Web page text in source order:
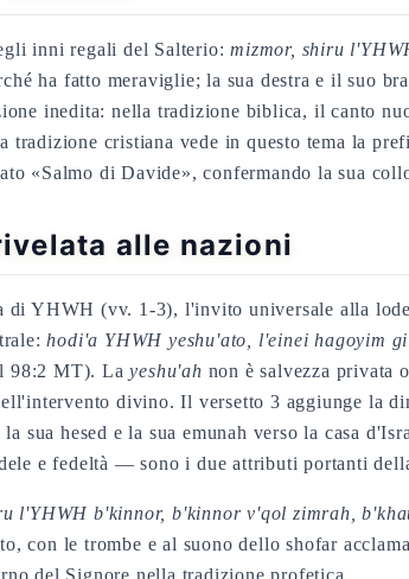
inni regali del Salterio:mizmor, shiru
ha fatto meraviglie; la sua destra e il suo
inedita: nella tradizione biblica, il canto
cristiana vede in questo tema la
«Salmo di Davide», confermando la sua
alle nazioni
YHWH (vv. 1-3), l'invito universale alla
hodi'a YHWH yeshu'ato, l'einei hagoyim
98:2 MT). Layeshu'ah non è salvezza privata
divino. Il versetto 3 aggiunge la
sua hesed e la sua emunah verso la casa
e fedeltà — sono i due attributi portanti
l'YHWH b'kinnor, b'kinnor v'qol zimrah,
con le trombe e al suono dello shofar
del Signore nella tradizione profetica.